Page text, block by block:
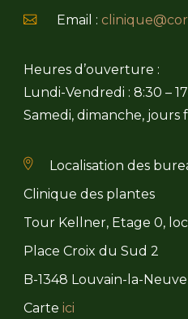
Email :
Heures d’ouverture :
Lundi-Vendredi : 8:30 –
Samedi, dimanche, jours
Localisation des
Clinique des plantes
Tour Kellner, Etage 0,
Place Croix du Sud 2
B-1348 Louvain-la-Neuve
Carte ici